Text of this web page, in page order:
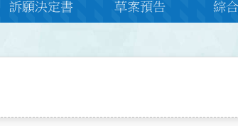
訴願決定書 草案預告 綜